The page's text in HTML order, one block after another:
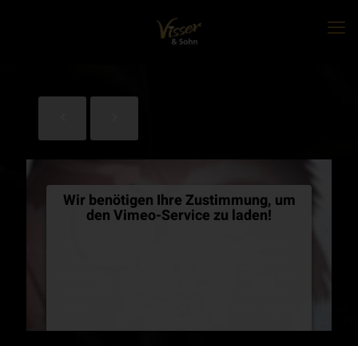
Wir benötigen Ihre Zustimmung, um
den Vimeo-Service zu laden!